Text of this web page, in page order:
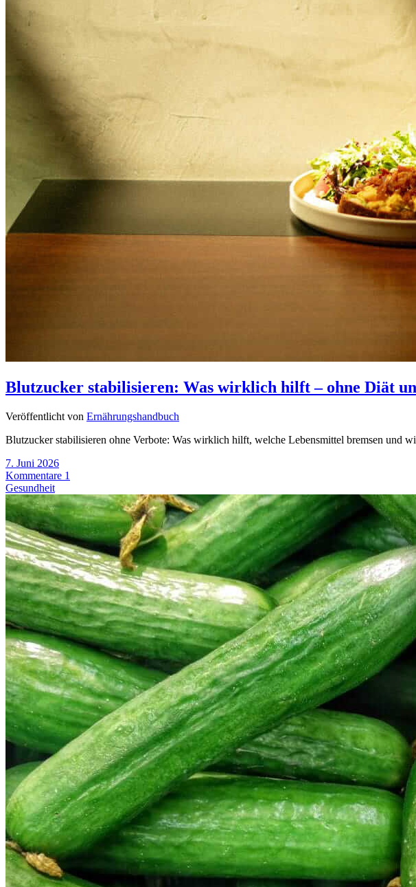
Blutzucker stabilisieren: Was wirklich hilft – ohne Diät
Veröffentlicht von Ernährungshandbuch
Blutzucker stabilisieren ohne Verbote: Was wirklich hilft, welche Lebensmittel bremsen und
7. Juni 2026
Kommentare 1
Gesundheit